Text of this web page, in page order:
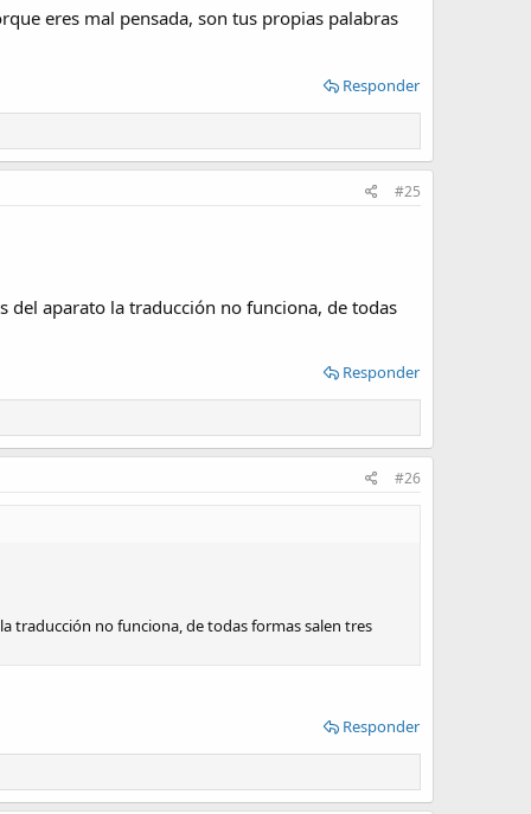
eres mal pensada, son tus propias palabras
Responder
#25
del aparato la traducción no funciona, de todas
Responder
#26
traducción no funciona, de todas formas salen tres
Responder